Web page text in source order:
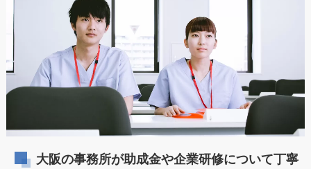
大阪の事務所が助成金や企業研修について丁寧